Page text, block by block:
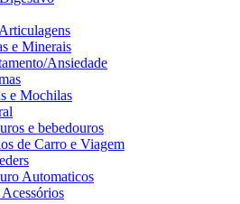
e Minerais
Ansiedade
e Mochilas
e bebedouros
de Carro e Viagem
Automaticos